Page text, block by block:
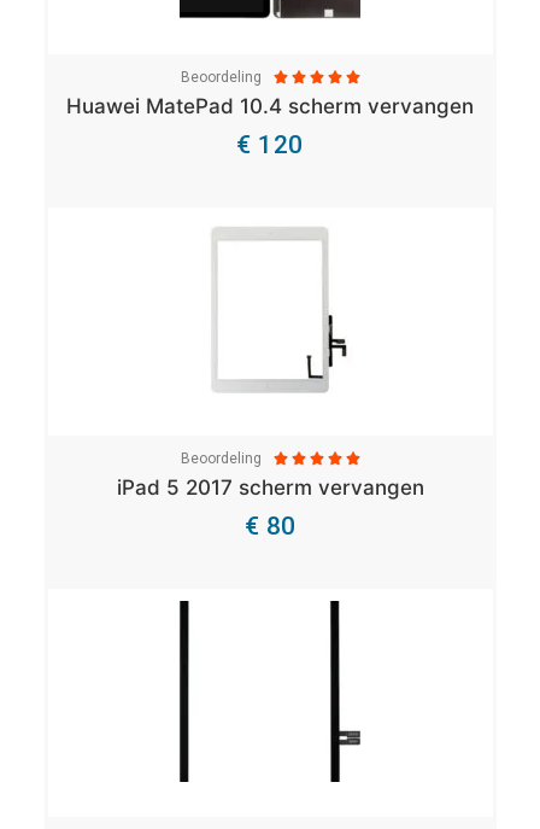
Beoordeling     
Huawei MatePad 10.4 scherm vervangen
€ 120
Bekijk Details
Beoordeling     
iPad 5 2017 scherm vervangen
€ 80
Bekijk Details